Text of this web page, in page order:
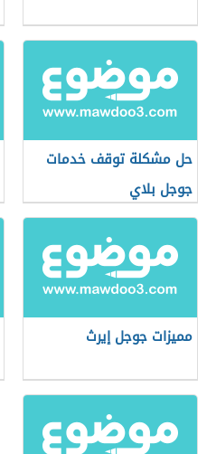
حل مشكلة توقف خدمات
جوجل بلاي
مميزات جوجل إيرث